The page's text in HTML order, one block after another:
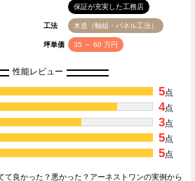
保証が充実した工務店
工法 木造（軸組・パネル工法）
坪単価 35 ～ 60 万円
性能レビュー
5点
4点
3点
5点
5点
て良かった？悪かった？アーネストワンの実例から